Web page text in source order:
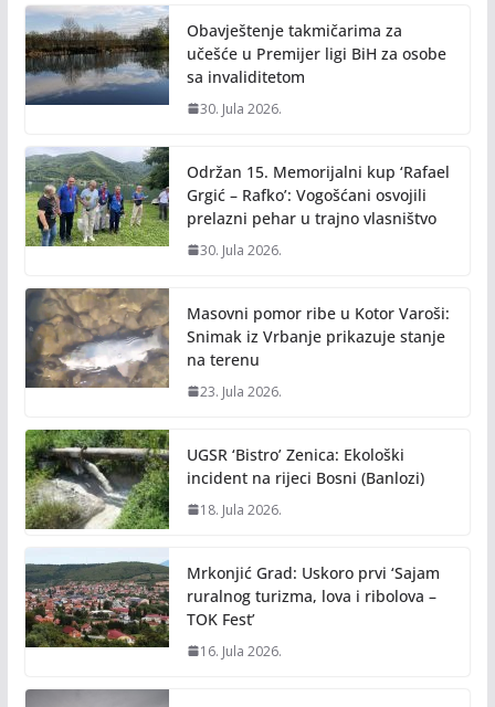
o
k
n
k
Obavještenje takmičarima za
učešće u Premijer ligi BiH za osobe
sa invaliditetom
30. Jula 2026.
Održan 15. Memorijalni kup ‘Rafael
Grgić – Rafko’: Vogošćani osvojili
prelazni pehar u trajno vlasništvo
30. Jula 2026.
Masovni pomor ribe u Kotor Varoši:
Snimak iz Vrbanje prikazuje stanje
na terenu
23. Jula 2026.
UGSR ‘Bistro’ Zenica: Ekološki
incident na rijeci Bosni (Banlozi)
18. Jula 2026.
Mrkonjić Grad: Uskoro prvi ‘Sajam
ruralnog turizma, lova i ribolova –
TOK Fest’
16. Jula 2026.